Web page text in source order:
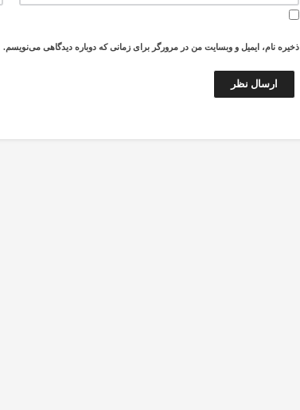
ذخیره نام، ایمیل و وبسایت من در مرورگر برای زمانی که دوباره دیدگاهی می‌نویسم.